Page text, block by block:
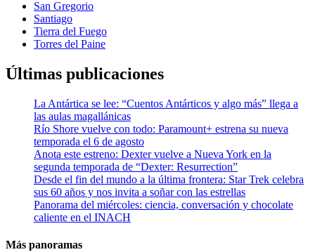
San Gregorio
Santiago
Tierra del Fuego
Torres del Paine
Últimas publicaciones
La Antártica se lee: “Cuentos Antárticos y algo más” llega a
las aulas magallánicas
Río Shore vuelve con todo: Paramount+ estrena su nueva
temporada el 6 de agosto
Anota este estreno: Dexter vuelve a Nueva York en la
segunda temporada de “Dexter: Resurrection”
Desde el fin del mundo a la última frontera: Star Trek celebra
sus 60 años y nos invita a soñar con las estrellas
Panorama del miércoles: ciencia, conversación y chocolate
caliente en el INACH
Más panoramas